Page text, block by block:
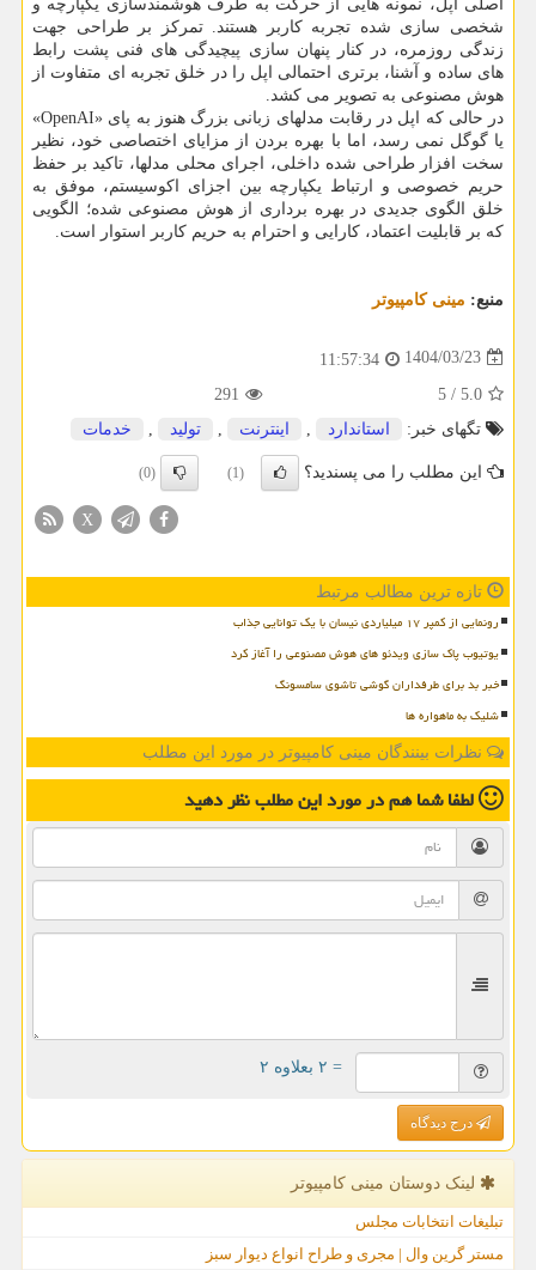
اصلی اپل، نمونه هایی از حرکت به طرف هوشمندسازی یکپارچه و
شخصی سازی شده تجربه کاربر هستند. تمرکز بر طراحی جهت
زندگی روزمره، در کنار پنهان سازی پیچیدگی های فنی پشت رابط
های ساده و آشنا، برتری احتمالی اپل را در خلق تجربه ای متفاوت از
هوش مصنوعی به تصویر می کشد.
در حالی که اپل در رقابت مدلهای زبانی بزرگ هنوز به پای «OpenAI»
یا گوگل نمی رسد، اما با بهره بردن از مزایای اختصاصی خود، نظیر
سخت افزار طراحی شده داخلی، اجرای محلی مدلها، تاکید بر حفظ
حریم خصوصی و ارتباط یکپارچه بین اجزای اکوسیستم، موفق به
خلق الگوی جدیدی در بهره برداری از هوش مصنوعی شده؛ الگویی
که بر قابلیت اعتماد، کارایی و احترام به حریم کاربر استوار است.
منبع: مینی كامپیوتر
1404/03/23
11:57:34
5.0
/
5
291
تگهای خبر:
استاندارد اینترنت تولید خدمات
این مطلب را می پسندید؟ (1)
(0)
X
تازه ترین مطالب مرتبط
رونمایی از کمپر ۱۷ میلیاردی نیسان با یک توانایی جذاب
یوتیوب پاک سازی ویدئو های هوش مصنوعی را آغاز کرد
خبر بد برای طرفداران گوشی تاشوی سامسونگ
شلیک به ماهواره ها
نظرات بینندگان مینی کامپیوتر در مورد این مطلب
لطفا شما همدر مورد این مطلبنظر دهید
= ۲ بعلاوه ۲
درج دیدگاه
لینک دوستان مینی كامپیوتر
تبلیغات انتخابات مجلس
مستر گرین وال | مجری و طراح انواع دیوار سبز